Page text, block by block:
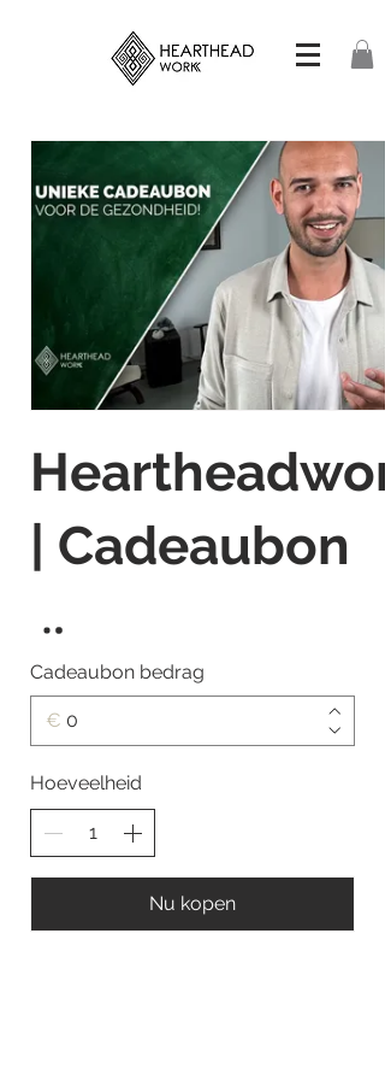
| Cadeaubon
Cadeaubon bedrag
€
Hoeveelheid
Nu kopen